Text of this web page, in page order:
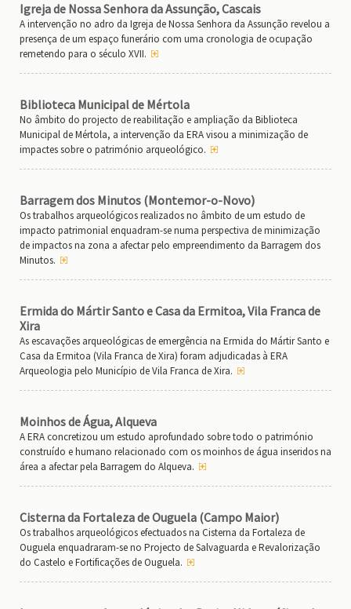
Igreja de Nossa Senhora da Assunção, Cascais
A intervenção no adro da Igreja de Nossa Senhora da Assunção revelou a
presença de um espaço funerário com uma cronologia de ocupação
remetendo para o século XVII.
Biblioteca Municipal de Mértola
No âmbito do projecto de reabilitação e ampliação da Biblioteca
Municipal de Mértola, a intervenção da ERA visou a minimização de
impactes sobre o património arqueológico.
Barragem dos Minutos (Montemor-o-Novo)
Os trabalhos arqueológicos realizados no âmbito de um estudo de
impacto patrimonial enquadram-se numa perspectiva de minimização
de impactos na zona a afectar pelo empreendimento da Barragem dos
Minutos.
Ermida do Mártir Santo e Casa da Ermitoa, Vila Franca de
Xira
As escavações arqueológicas de emergência na Ermida do Mártir Santo e
Casa da Ermitoa (Vila Franca de Xira) foram adjudicadas à ERA
Arqueologia pelo Município de Vila Franca de Xira.
Moinhos de Água, Alqueva
A ERA concretizou um estudo aprofundado sobre todo o património
construído e humano relacionado com os moinhos de água inseridos na
área a afectar pela Barragem do Alqueva.
Cisterna da Fortaleza de Ouguela (Campo Maior)
Os trabalhos arqueológicos efectuados na Cisterna da Fortaleza de
Ouguela enquadraram-se no Projecto de Salvaguarda e Revalorização
do Castelo e Fortificações de Ouguela.